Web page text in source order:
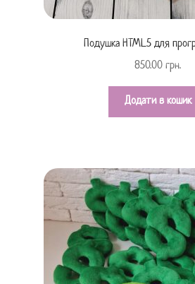
Подушка HTML5 для
850.00 грн.
Додати в кошик